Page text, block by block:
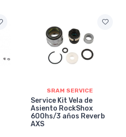
SRAM SERVICE
Service Kit Vela de
Asiento RockShox
600hs/3 años Reverb
AXS